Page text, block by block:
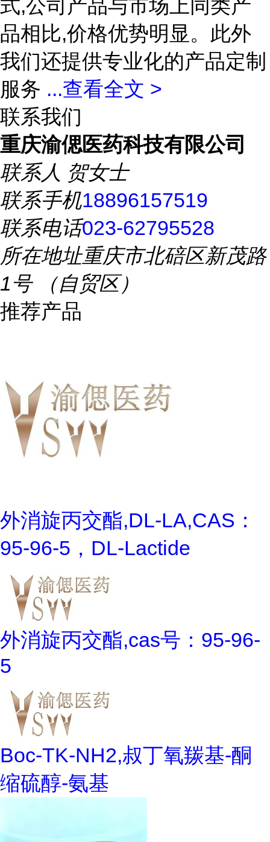
式,公司产品与市场上同类产
品相比,价格优势明显。此外
我们还提供专业化的产品定制
服务 ...查看全文 >
联系我们
重庆渝偲医药科技有限公司
联系人 贺女士
联系手机18896157519
联系电话023-62795528
所在地址重庆市北碚区新茂路
1号 （自贸区）
推荐产品
外消旋丙交酯,DL-LA,CAS：
95-96-5，DL-Lactide
外消旋丙交酯,cas号：95-96-
5
Boc-TK-NH2,叔丁氧羰基-酮
缩硫醇-氨基